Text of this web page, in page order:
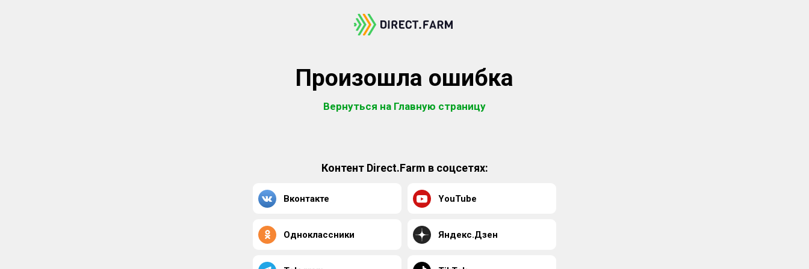
Произошла ошибка
Вернуться на Главную страницу
Контент Direct.Farm в соцсетях:
Вконтакте YouTube
Одноклассники Яндекс.Дзен